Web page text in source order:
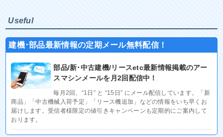
Useful
建機･部品最新情報の定期メール無料配信！
部品/新･中古建機/リースetc最新情報掲載のアー
スマシンメールを月2回配信中！
毎月2回、“1日” と “15日” にメール配信しています。「新
商品」「中古機械入荷予定」「リース機追加」などの情報をいち早くお
届けします。受信者様限定の値引きキャンペーンも定期的にご案内して
おります。